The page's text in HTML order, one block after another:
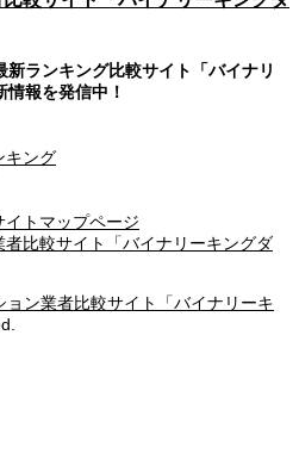
ランキング比較サイト「バイナリ
報を発信中！
キング
トマップページ
比較サイト「バイナリーキングダ
ョン業者比較サイト「バイナリーキ